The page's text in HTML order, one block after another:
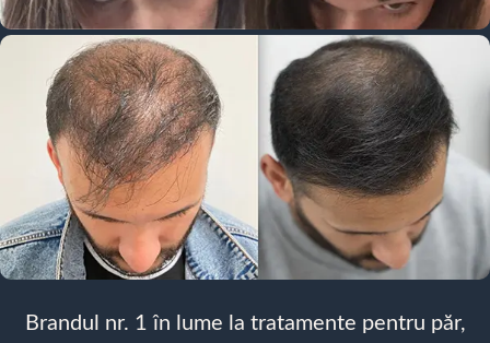
Brandul nr. 1 în lume la tratamente pentru păr,